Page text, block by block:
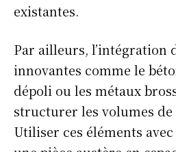
existantes.
Par ailleurs, l’intégration
innovantes comme le
dépoli ou les métaux
structurer les volumes
Utiliser ces éléments